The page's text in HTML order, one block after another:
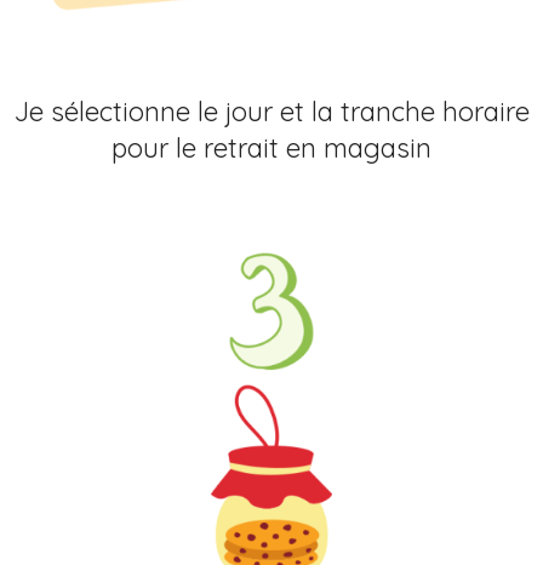
Je sélectionne le jour et la tranche horaire
pour le retrait en magasin